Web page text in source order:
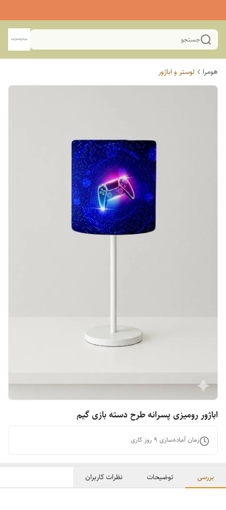
جستجو
هومرا لوستر و اباژور
اباژور رومیزی پسرانه طرح دسته بازی گیم
زمان آماده‌سازی 9 روز کاری
بررسی توضیحات نظرات کاربران